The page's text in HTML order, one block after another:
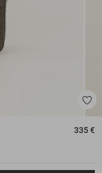
335 €